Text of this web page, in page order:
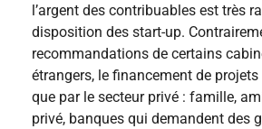
l’argent des contribuables est très
disposition des start-up.
recommandations de certains
étrangers, le financement de projets
que par le secteur privé : famille,
privé, banques qui demandent des